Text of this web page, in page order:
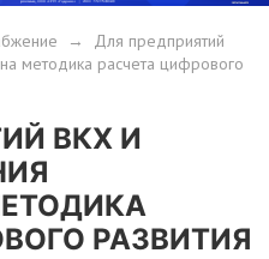
→ Для предприятий
методика расчета цифрового
ВКХ И
РАЗВИТИЯ